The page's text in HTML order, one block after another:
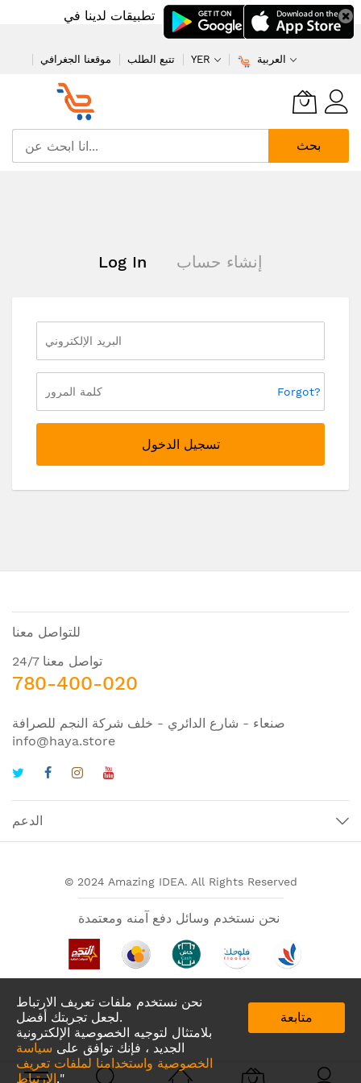
نحن نستخدم ملفات تعريف الارتباط
لجعل تجربتك أفضل.
بلامتثال لتوجيه الخصوصية الإلكترونية
الجديد ، فإنك توافق على سياسة
الخصوصية واستخدامنا لملفات تعريف
الارتباط."
متابعة
تطبيقات لدينا في
موقعنا الجغرافي تتبع الطلب YER العربية
بحث
Log In إنشاء حساب
Forgot?
تسجيل الدخول
للتواصل معنا
تواصل معنا 24/7
780-400-020
صنعاء - شارع الدائري - خلف شركة النجم للصرافة
info@haya.store
الدعم
© 2024 Amazing IDEA. All Rights Reserved
تطبيقات لدينا في